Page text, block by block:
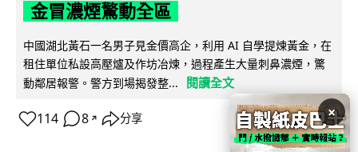
金冒濃煙驚動全區
中國湖北黃石一名男子見金價高企，利用 AI 自學提煉黃金，在
租住單位私設高壓爐及作坊冶煉，過程產生大量刺鼻濃煙，驚
動鄰居報警。警方到場揭發整...
閱讀全文
114 8 ↗ 分享 ×